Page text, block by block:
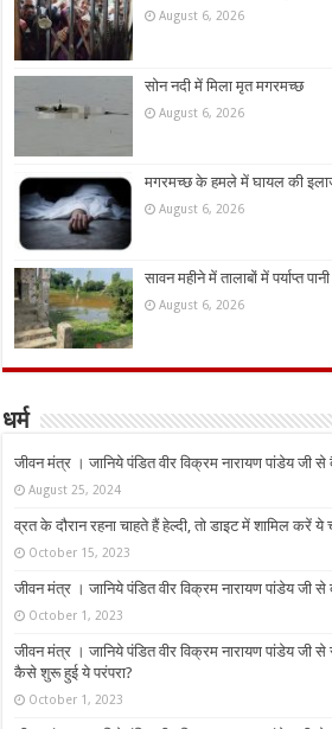
August 6, 2026
सोन नदी में मिला मृत मगरमच्छ
August 6, 2026
मगरमच्छ के हमले में घायल की
August 6, 2026
सावन महीने में तालाबों में पर्याप्त
August 6, 2026
धर्म
जीवन मंत्र । जानिये पंडित वीर विक्रम नारायण पांडेय जी
August 25, 2024
व्रत के दौरान रहना चाहते हैं हेल्दी, तो डाइट में शामिल करें
October 15, 2023
जीवन मंत्र । जानिये पंडित वीर विक्रम नारायण पांडेय जी से
October 1, 2023
जीवन मंत्र । जानिये पंडित वीर विक्रम नारायण पांडेय जी
कैसे शुरू हुई ये परंपरा?
October 1, 2023